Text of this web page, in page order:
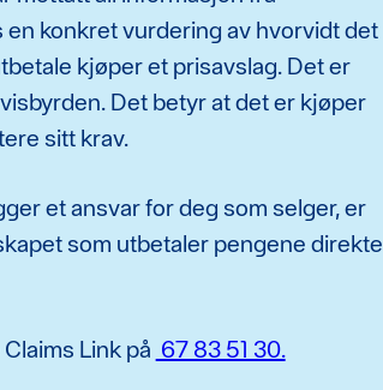
en konkret vurdering av hvorvidt det
kjøper et prisavslag. Det er
Det betyr at det er kjøper
sitt krav.
et ansvar for deg som selger, er
som utbetaler pengene direkte
Link på 67 83 51 30.